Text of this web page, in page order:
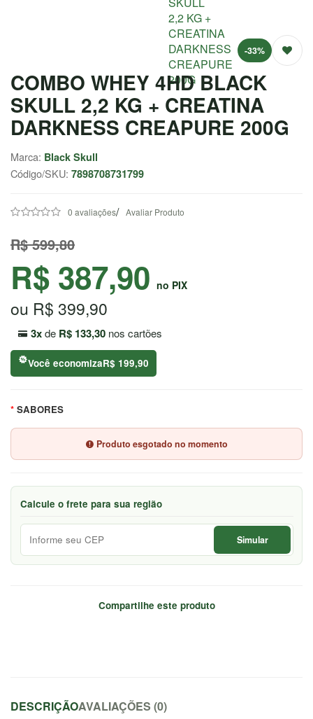
CENTRAL
ATENDIMENTO
(37) 9
9957-
Chat
nos uma
mensagem
-33%
COMBO WHEY 4HD BLACK
SKULL 2,2 KG + CREATINA
DARKNESS CREAPURE 200G
Marca: Black Skull
Código/SKU: 7898708731799
0 avaliações/ Avaliar Produto
R$ 599,80
R$ 387,90 no PIX
ou R$ 399,90
3xde R$ 133,30 nos cartões
Você economizaR$ 199,90
SABORES
Produto esgotado no momento
Calcule o frete para sua região
Simular
Compartilhe este produto
DESCRIÇÃOAVALIAÇÕES (0)